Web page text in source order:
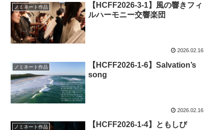
ノミネート作品
【HCFF2026-3-1】風の響きフィ
ルハーモニー交響楽団
2026.02.16
ノミネート作品
【HCFF2026-1-6】Salvation’s
song
2026.02.16
ノミネート作品 【HCFF2026-1-4】ともしび